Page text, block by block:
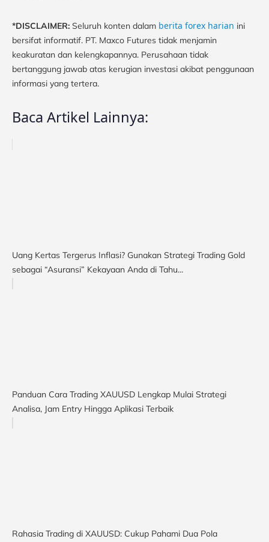
*DISCLAIMER: Seluruh konten dalam berita forex harian ini
bersifat informatif. PT. Maxco Futures tidak menjamin
keakuratan dan kelengkapannya. Perusahaan tidak
bertanggung jawab atas kerugian investasi akibat penggunaan
informasi yang tertera.
Baca Artikel Lainnya:
Uang Kertas Tergerus Inflasi? Gunakan Strategi Trading Gold
sebagai “Asuransi” Kekayaan Anda di Tahu...
Panduan Cara Trading XAUUSD Lengkap Mulai Strategi
Analisa, Jam Entry Hingga Aplikasi Terbaik
Rahasia Trading di XAUUSD: Cukup Pahami Dua Pola